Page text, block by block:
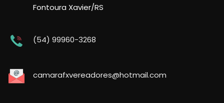
Fontoura Xavier/RS
(54) 99960-3268
camarafxvereadores@hotmail.com